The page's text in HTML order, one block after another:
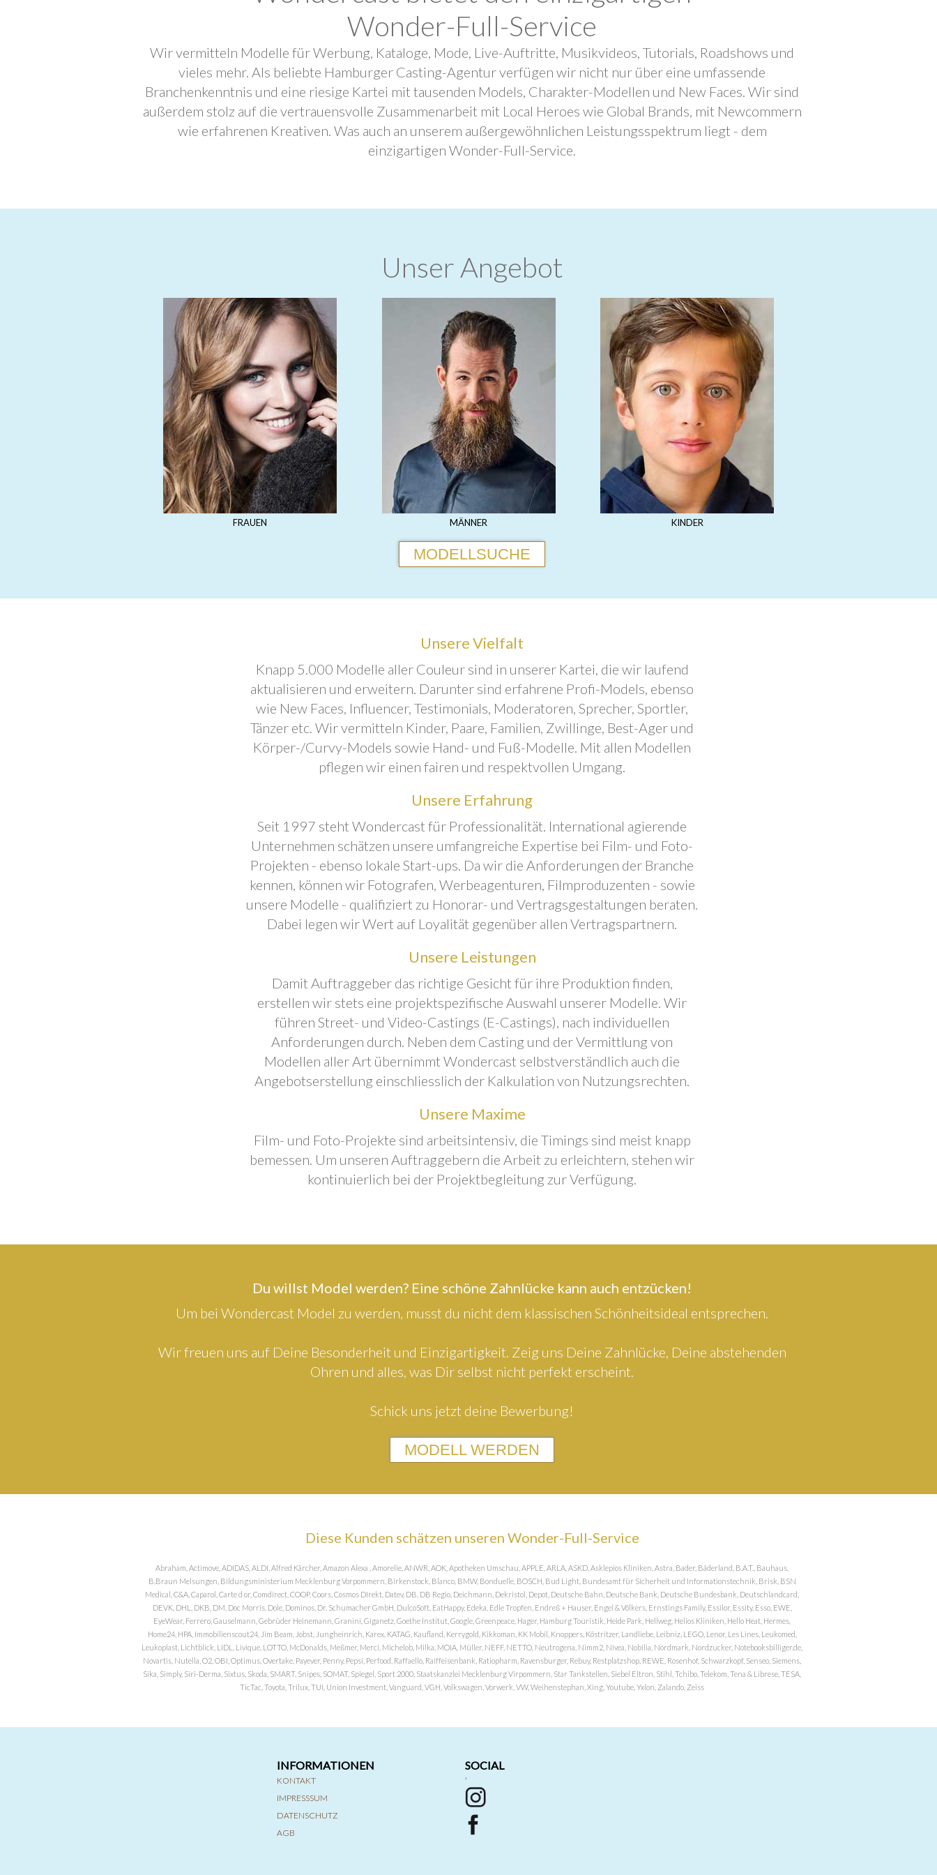
Wonder-Full-Service
Wir vermitteln Modelle für Werbung, Kataloge, Mode, Live-Auftritte, Musikvideos, Tutorials, Roadshows und
vieles mehr. Als beliebte Hamburger Casting-Agentur verfügen wir nicht nur über eine umfassende
Branchenkenntnis und eine riesige Kartei mit tausenden Models, Charakter-Modellen und New Faces. Wir sind
außerdem stolz auf die vertrauensvolle Zusammenarbeit mit Local Heroes wie Global Brands, mit Newcommern
wie erfahrenen Kreativen. Was auch an unserem außergewöhnlichen Leistungsspektrum liegt - dem
einzigartigen Wonder-Full-Service.
Unser Angebot
FRAUEN MÄNNER KINDER
MODELLSUCHE
Unsere Vielfalt
Knapp 5.000 Modelle aller Couleur sind in unserer Kartei, die wir laufend
aktualisieren und erweitern. Darunter sind erfahrene Profi-Models, ebenso
wie New Faces, Influencer, Testimonials, Moderatoren, Sprecher, Sportler,
Tänzer etc. Wir vermitteln Kinder, Paare, Familien, Zwillinge, Best-Ager und
Körper-/Curvy-Models sowie Hand- und Fuß-Modelle. Mit allen Modellen
pflegen wir einen fairen und respektvollen Umgang.
Unsere Erfahrung
Seit 1997 steht Wondercast für Professionalität. International agierende
Unternehmen schätzen unsere umfangreiche Expertise bei Film- und Foto-
Projekten - ebenso lokale Start-ups. Da wir die Anforderungen der Branche
kennen, können wir Fotografen, Werbeagenturen, Filmproduzenten - sowie
unsere Modelle - qualifiziert zu Honorar- und Vertragsgestaltungen beraten.
Dabei legen wir Wert auf Loyalität gegenüber allen Vertragspartnern.
Unsere Leistungen
Damit Auftraggeber das richtige Gesicht für ihre Produktion finden,
erstellen wir stets eine projektspezifische Auswahl unserer Modelle. Wir
führen Street- und Video-Castings (E-Castings), nach individuellen
Anforderungen durch. Neben dem Casting und der Vermittlung von
Modellen aller Art übernimmt Wondercast selbstverständlich auch die
Angebotserstellung einschliesslich der Kalkulation von Nutzungsrechten.
Unsere Maxime
Film- und Foto-Projekte sind arbeitsintensiv, die Timings sind meist knapp
bemessen. Um unseren Auftraggebern die Arbeit zu erleichtern, stehen wir
kontinuierlich bei der Projektbegleitung zur Verfügung.
Du willst Model werden? Eine schöne Zahnlücke kann auch entzücken!
Um bei Wondercast Model zu werden, musst du nicht dem klassischen Schönheitsideal entsprechen.
Wir freuen uns auf Deine Besonderheit und Einzigartigkeit. Zeig uns Deine Zahnlücke, Deine abstehenden
Ohren und alles, was Dir selbst nicht perfekt erscheint.
Schick uns jetzt deine Bewerbung!
MODELL WERDEN
Diese Kunden schätzen unseren Wonder-Full-Service
Abraham, Actimove, ADIDAS, ALDI, Alfred Kärcher, Amazon Alexa , Amorelie, ANWR, AOK, Apotheken Umschau, APPLE, ARLA, ASKD, Asklepios Kliniken, Astra, Bader, Bäderland, B.A.T., Bauhaus,
B.Braun Melsungen, Bildungsministerium Mecklenburg Vorpommern, Birkenstock, Blanco, BMW, Bonduelle, BOSCH, Bud Light, Bundesamt für Sicherheit und Informationstechnik, Brisk, BSN
Medical, C&A, Caparol, Carte d or, Comdirect, COOP, Coors, Cosmos DIrekt, Datev, DB, DB Regio, Deichmann, Dekristol, Depot, Deutsche Bahn, Deutsche Bank, Deutsche Bundesbank, Deutschlandcard,
DEVK, DHL, DKB, DM, Doc Morris, Dole, Dominos, Dr. Schumacher GmbH, DulcoSoft, EatHappy, Edeka, Edle Tropfen, Endreß + Hauser, Engel & Völkers, Ernstings Family, Essilor, Essity, Esso, EWE,
EyeWear, Ferrero, Gauselmann, Gebrüder Heinemann, Granini, Giganetz, Goethe Institut, Google, Greenpeace, Hager, Hamburg Touristik, Heide Park, Hellweg, Helios Kliniken, Hello Heat, Hermes,
Home24, HPA, Immobilienscout24, Jim Beam, Jobst, Jungheinrich, Karex, KATAG, Kaufland, Kerrygold, Kikkoman, KK Mobil, Knoppers, Köstritzer, Landliebe, Leibniz, LEGO, Lenor, Les Lines, Leukomed,
Leukoplast, Lichtblick, LIDL, Livique, LOTTO, McDonalds, Meßmer, Merci, Michelob, Milka, MOIA, Müller, NEFF, NETTO, Neutrogena, Nimm2, Nivea, Nobilia, Nordmark, Nordzucker, Notebooksbilliger.de,
Novartis, Nutella, O2, OBI, Optimus, Overtake, Payever, Penny, Pepsi, Perfood, Raffaello, Raiffeisenbank, Ratiopharm, Ravensburger, Rebuy, Restplatzshop, REWE, Rosenhof, Schwarzkopf, Senseo, Siemens,
Sika, Simply, Siri-Derma, Sixtus, Skoda, SMART, Snipes, SOMAT, Spiegel, Sport 2000, Staatskanzlei Mecklenburg Virpommern, Star Tankstellen, Siebel Eltron, Stihl, Tchibo, Telekom, Tena & Librese, TESA,
TicTac, Toyota, Trilux, TUI, Union Investment, Vanguard, VGH, Volkswagen, Vorwerk, VW, Weihenstephan, Xing, Youtube, Yxlon, Zalando, Zeiss
INFORMATIONEN
KONTAKT
IMPRESSSUM
DATENSCHUTZ
AGB
SOCIAL
'